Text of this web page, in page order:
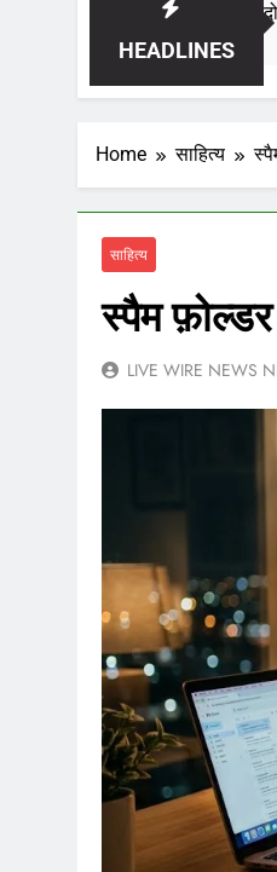
HEADLINES
Home साहित्य
साहित्य
स्पैम फ़ोल्डर
LIVE WIRE NEWS